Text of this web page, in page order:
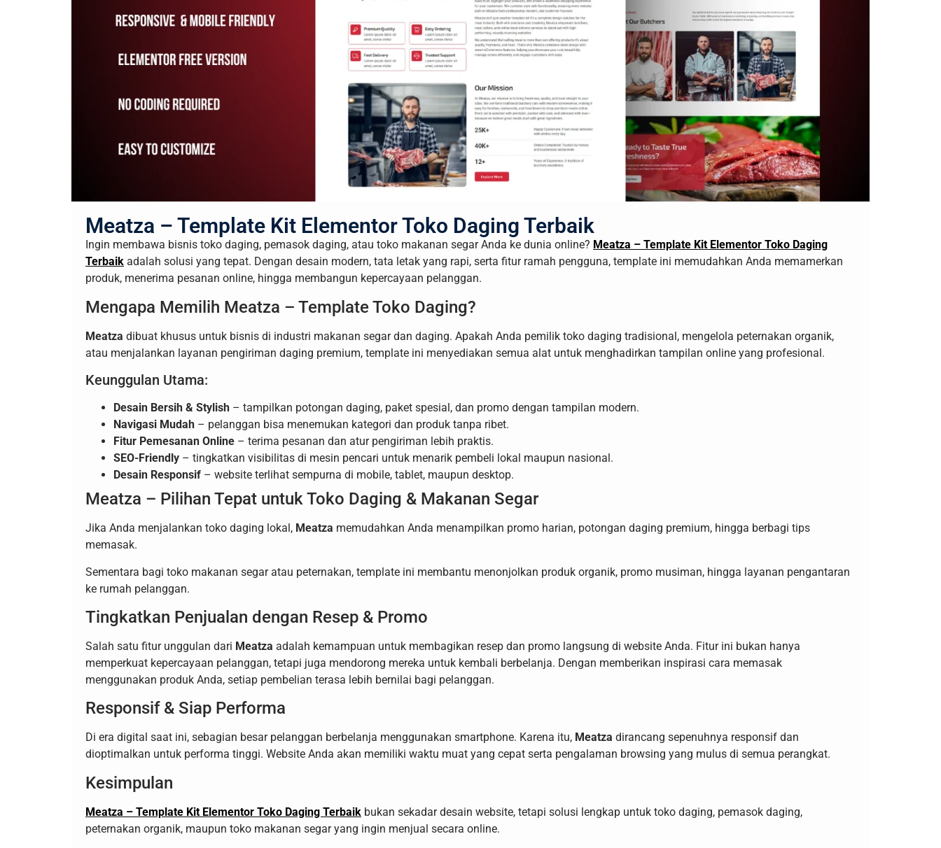
Meatza – Template Kit Elementor Toko Daging Terbaik
Ingin membawa bisnis toko daging, pemasok daging, atau toko makanan segar Anda ke dunia online? Meatza – Template Kit Elementor Toko Daging
Terbaik adalah solusi yang tepat. Dengan desain modern, tata letak yang rapi, serta fitur ramah pengguna, template ini memudahkan Anda memamerkan
produk, menerima pesanan online, hingga membangun kepercayaan pelanggan.
Mengapa Memilih Meatza – Template Toko Daging?
Meatza dibuat khusus untuk bisnis di industri makanan segar dan daging. Apakah Anda pemilik toko daging tradisional, mengelola peternakan organik,
atau menjalankan layanan pengiriman daging premium, template ini menyediakan semua alat untuk menghadirkan tampilan online yang profesional.
Keunggulan Utama:
Desain Bersih & Stylish – tampilkan potongan daging, paket spesial, dan promo dengan tampilan modern.
Navigasi Mudah – pelanggan bisa menemukan kategori dan produk tanpa ribet.
Fitur Pemesanan Online – terima pesanan dan atur pengiriman lebih praktis.
SEO-Friendly – tingkatkan visibilitas di mesin pencari untuk menarik pembeli lokal maupun nasional.
Desain Responsif – website terlihat sempurna di mobile, tablet, maupun desktop.
Meatza – Pilihan Tepat untuk Toko Daging & Makanan Segar
Jika Anda menjalankan toko daging lokal, Meatza memudahkan Anda menampilkan promo harian, potongan daging premium, hingga berbagi tips
memasak.
Sementara bagi toko makanan segar atau peternakan, template ini membantu menonjolkan produk organik, promo musiman, hingga layanan pengantaran
ke rumah pelanggan.
Tingkatkan Penjualan dengan Resep & Promo
Salah satu fitur unggulan dari Meatza adalah kemampuan untuk membagikan resep dan promo langsung di website Anda. Fitur ini bukan hanya
memperkuat kepercayaan pelanggan, tetapi juga mendorong mereka untuk kembali berbelanja. Dengan memberikan inspirasi cara memasak
menggunakan produk Anda, setiap pembelian terasa lebih bernilai bagi pelanggan.
Responsif & Siap Performa
Di era digital saat ini, sebagian besar pelanggan berbelanja menggunakan smartphone. Karena itu, Meatza dirancang sepenuhnya responsif dan
dioptimalkan untuk performa tinggi. Website Anda akan memiliki waktu muat yang cepat serta pengalaman browsing yang mulus di semua perangkat.
Kesimpulan
Meatza – Template Kit Elementor Toko Daging Terbaik bukan sekadar desain website, tetapi solusi lengkap untuk toko daging, pemasok daging,
peternakan organik, maupun toko makanan segar yang ingin menjual secara online.